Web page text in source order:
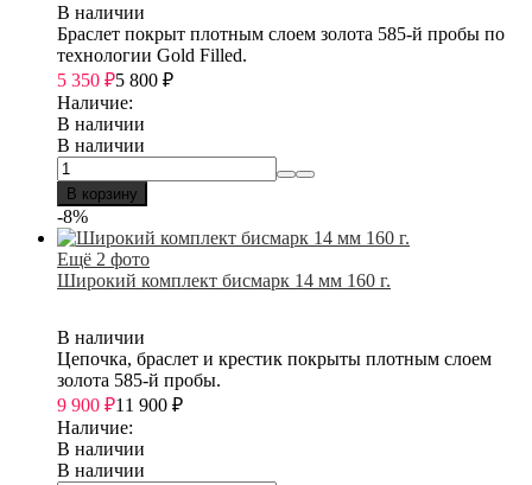
В наличии
Браслет покрыт плотным слоем золота 585-й пробы по
технологии Gold Filled.
5 350 ₽5 800 ₽
Наличие:
В наличии
В наличии
В корзину
-8%
Ещё 2 фото
Широкий комплект бисмарк 14 мм 160 г.
В наличии
Цепочка, браслет и крестик покрыты плотным слоем
золота 585-й пробы.
9 900 ₽11 900 ₽
Наличие:
В наличии
В наличии